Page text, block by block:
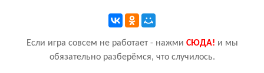
Если игра совсем не работает - нажми CЮДА! и мы
обязательно разберёмся, что случилось.